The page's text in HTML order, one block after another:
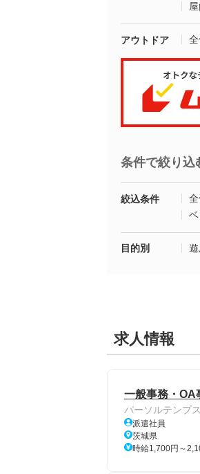
アウトドア
条件で絞り込
絞込条件
目的別
求人情報
一般事務・OA
パーソルテンプ
派遣社員
茨城県
時給1,700円～